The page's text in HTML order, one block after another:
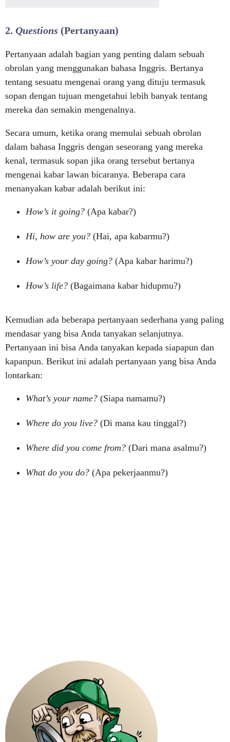
2. Questions (Pertanyaan)
Pertanyaan adalah bagian yang penting dalam sebuah
obrolan yang menggunakan bahasa Inggris. Bertanya
tentang sesuatu mengenai orang yang dituju termasuk
sopan dengan tujuan mengetahui lebih banyak tentang
mereka dan semakin mengenalnya.
Secara umum, ketika orang memulai sebuah obrolan
dalam bahasa Inggris dengan seseorang yang mereka
kenal, termasuk sopan jika orang tersebut bertanya
mengenai kabar lawan bicaranya. Beberapa cara
menanyakan kabar adalah berikut ini:
How’s it going? (Apa kabar?)
Hi, how are you? (Hai, apa kabarmu?)
How’s your day going? (Apa kabar harimu?)
How’s life? (Bagaimana kabar hidupmu?)
Kemudian ada beberapa pertanyaan sederhana yang paling
mendasar yang bisa Anda tanyakan selanjutnya.
Pertanyaan ini bisa Anda tanyakan kepada siapapun dan
kapanpun. Berikut ini adalah pertanyaan yang bisa Anda
lontarkan:
What’s your name? (Siapa namamu?)
Where do you live? (Di mana kau tinggal?)
Where did you come from? (Dari mana asalmu?)
What do you do? (Apa pekerjaanmu?)